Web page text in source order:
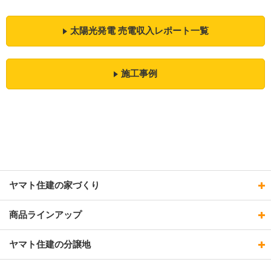
太陽光発電 売電収入レポート一覧
施工事例
ヤマト住建の家づくり
商品ラインアップ
ヤマト住建の分譲地